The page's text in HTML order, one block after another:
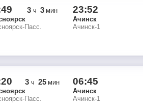
3 ч 3мин
Пасс.
23:52
Ачинск
Ачинск-1
3 ч25мин
Пасс.
06:45
Ачинск
Ачинск-1